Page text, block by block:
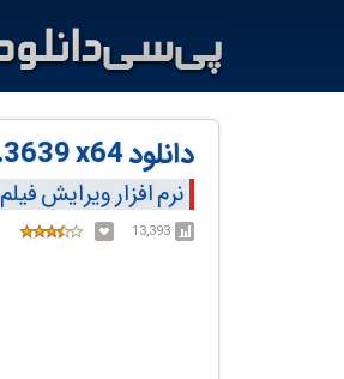
دانلود ACDSee Luxea Pro Video Editor v8.5.1.3639 x64
نرم افزار ویرایش فیلم
13,393